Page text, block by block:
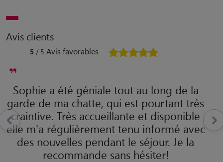
Avis clients
5 / 5 Avis favorables
Sophie a été géniale tout au long de la
garde de ma chatte, qui est pourtant très
craintive. Très accueillante et disponible
elle m'a régulièrement tenu informé avec
des nouvelles pendant le séjour. Je la
recommande sans hésiter!